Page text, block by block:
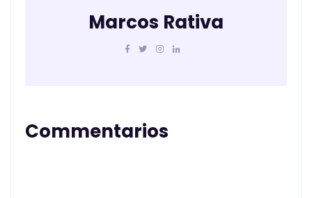
Marcos Rativa
Commentarios